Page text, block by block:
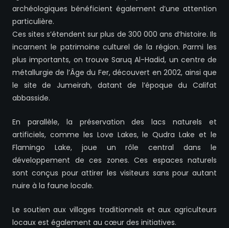
archéologiques bénéficient également d’une attention
particulière.
Ces sites s’étendent sur plus de 300 000 ans d’histoire. Ils
incarnent le patrimoine culturel de la région. Parmi les
plus importants, on trouve Saruq Al-Hadid, un centre de
métallurgie de l’Âge du Fer, découvert en 2002, ainsi que
le site de Jumeirah, datant de l’époque du Califat
abbasside.
En parallèle, la préservation des lacs naturels et
artificiels, comme les Love Lakes, le Qudra Lake et le
Flamingo Lake, joue un rôle central dans le
développement de ces zones. Ces espaces naturels
sont conçus pour attirer les visiteurs sans pour autant
nuire à la faune locale.
Le soutien aux villages traditionnels et aux agriculteurs
locaux est également au cœur des initiatives.